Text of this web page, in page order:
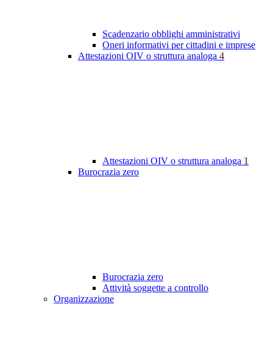
Scadenzario obblighi amministrativi
Oneri informativi per cittadini e imprese
Attestazioni OIV o struttura analoga 4
Attestazioni OIV o struttura analoga 1
Burocrazia zero
Burocrazia zero
Attività soggette a controllo
Organizzazione